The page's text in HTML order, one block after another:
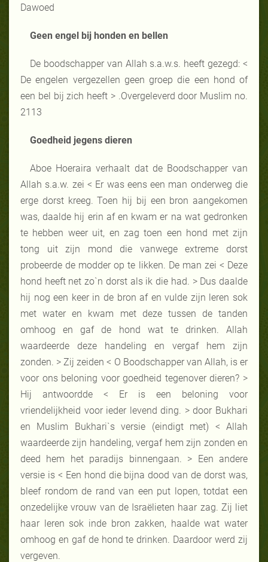
Dawoed
Geen engel bij honden en bellen
De boodschapper van Allah s.a.w.s. heeft gezegd: <
De engelen vergezellen geen groep die een hond of
een bel bij zich heeft > .Overgeleverd door Muslim no.
2113
Goedheid jegens dieren
Aboe Hoeraira verhaalt dat de Boodschapper van
Allah s.a.w. zei < Er was eens een man onderweg die
erge dorst kreeg. Toen hij bij een bron aangekomen
was, daalde hij erin af en kwam er na wat gedronken
te hebben weer uit, en zag toen een hond met zijn
tong uit zijn mond die vanwege extreme dorst
probeerde de modder op te likken. De man zei < Deze
hond heeft net zo`n dorst als ik die had. > Dus daalde
hij nog een keer in de bron af en vulde zijn leren sok
met water en kwam met deze tussen de tanden
omhoog en gaf de hond wat te drinken. Allah
waardeerde deze handeling en vergaf hem zijn
zonden. > Zij zeiden < O Boodschapper van Allah, is er
voor ons beloning voor goedheid tegenover dieren? >
Hij antwoordde < Er is een beloning voor
vriendelijkheid voor ieder levend ding. > door Bukhari
en Muslim Bukhari`s versie (eindigt met) < Allah
waardeerde zijn handeling, vergaf hem zijn zonden en
deed hem het paradijs binnengaan. > Een andere
versie is < Een hond die bijna dood van de dorst was,
bleef rondom de rand van een put lopen, totdat een
onzedelijke vrouw van de Israëlieten haar zag. Zij liet
haar leren sok inde bron zakken, haalde wat water
omhoog en gaf de hond te drinken. Daardoor werd zij
vergeven.